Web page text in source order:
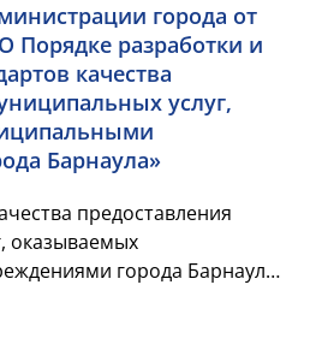
города от
Порядке разработки и
качества
услуг,
Барнаула»
предоставления
оказываемых
города Барнаула